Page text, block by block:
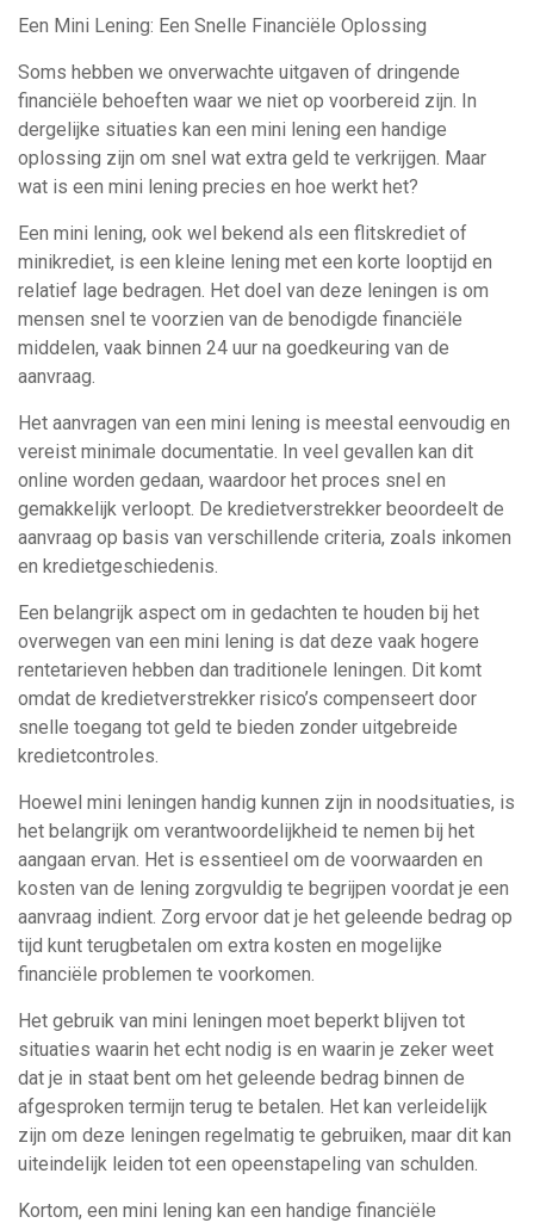
Een Mini Lening: Een Snelle Financiële Oplossing
Soms hebben we onverwachte uitgaven of dringende
financiële behoeften waar we niet op voorbereid zijn. In
dergelijke situaties kan een mini lening een handige
oplossing zijn om snel wat extra geld te verkrijgen. Maar
wat is een mini lening precies en hoe werkt het?
Een mini lening, ook wel bekend als een flitskrediet of
minikrediet, is een kleine lening met een korte looptijd en
relatief lage bedragen. Het doel van deze leningen is om
mensen snel te voorzien van de benodigde financiële
middelen, vaak binnen 24 uur na goedkeuring van de
aanvraag.
Het aanvragen van een mini lening is meestal eenvoudig en
vereist minimale documentatie. In veel gevallen kan dit
online worden gedaan, waardoor het proces snel en
gemakkelijk verloopt. De kredietverstrekker beoordeelt de
aanvraag op basis van verschillende criteria, zoals inkomen
en kredietgeschiedenis.
Een belangrijk aspect om in gedachten te houden bij het
overwegen van een mini lening is dat deze vaak hogere
rentetarieven hebben dan traditionele leningen. Dit komt
omdat de kredietverstrekker risico’s compenseert door
snelle toegang tot geld te bieden zonder uitgebreide
kredietcontroles.
Hoewel mini leningen handig kunnen zijn in noodsituaties, is
het belangrijk om verantwoordelijkheid te nemen bij het
aangaan ervan. Het is essentieel om de voorwaarden en
kosten van de lening zorgvuldig te begrijpen voordat je een
aanvraag indient. Zorg ervoor dat je het geleende bedrag op
tijd kunt terugbetalen om extra kosten en mogelijke
financiële problemen te voorkomen.
Het gebruik van mini leningen moet beperkt blijven tot
situaties waarin het echt nodig is en waarin je zeker weet
dat je in staat bent om het geleende bedrag binnen de
afgesproken termijn terug te betalen. Het kan verleidelijk
zijn om deze leningen regelmatig te gebruiken, maar dit kan
uiteindelijk leiden tot een opeenstapeling van schulden.
Kortom, een mini lening kan een handige financiële